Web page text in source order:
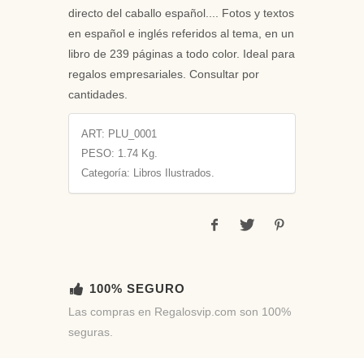
directo del caballo español.... Fotos y textos
en español e inglés referidos al tema, en un
libro de 239 páginas a todo color. Ideal para
regalos empresariales. Consultar por
cantidades.
ART: PLU_0001
PESO: 1.74 Kg.
Categoría: Libros Ilustrados.
100% SEGURO
Las compras en Regalosvip.com son 100%
seguras.